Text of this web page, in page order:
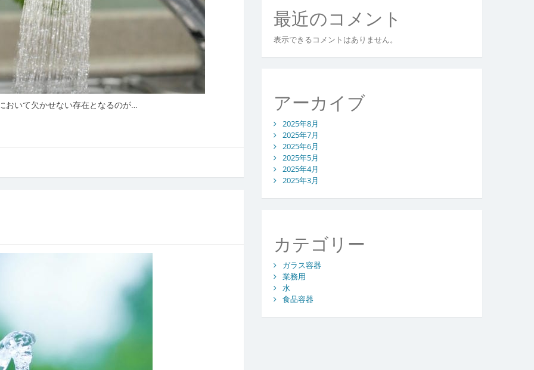
おいて欠かせない存在となるのが…
最近のコメント
表示できるコメントはありません。
アーカイブ
2025年8月
2025年7月
2025年6月
2025年5月
2025年4月
2025年3月
カテゴリー
ガラス容器
業務用
水
食品容器